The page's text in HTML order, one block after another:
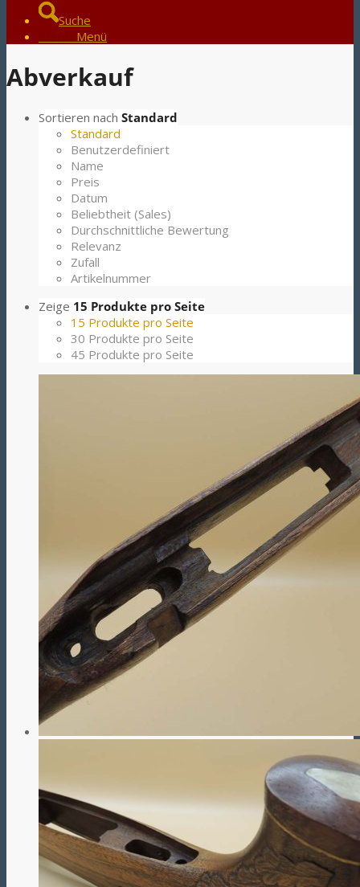
Suche
Menü
Abverkauf
Sortieren nach Standard
Standard
Benutzerdefiniert
Name
Preis
Datum
Beliebtheit (Sales)
Durchschnittliche Bewertung
Relevanz
Zufall
Artikelnummer
Zeige 15 Produkte pro Seite
15 Produkte pro Seite
30 Produkte pro Seite
45 Produkte pro Seite